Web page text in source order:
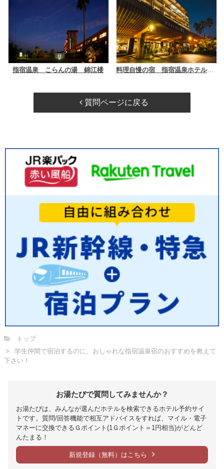
指宿温泉 こらんの湯 錦江楼 料理自慢の宿 指宿温泉ホテル翔月
質問ページに戻る
トップ
学生仲間で宿泊するのに、おしゃれな指宿温泉宿のおすすめを教えて
下さい！
お湯たびで質問してみませんか？
お湯たびは、みんなが選んだホテルを検索できるホテル予約サイ
トです。質問/回答機能で相互アドバイスをすれば、マイル・電子
マネーに交換できるＧポイント(1Ｇポイント＝1円相当)がどんど
んたまる！
新規登録（無料）はこちら